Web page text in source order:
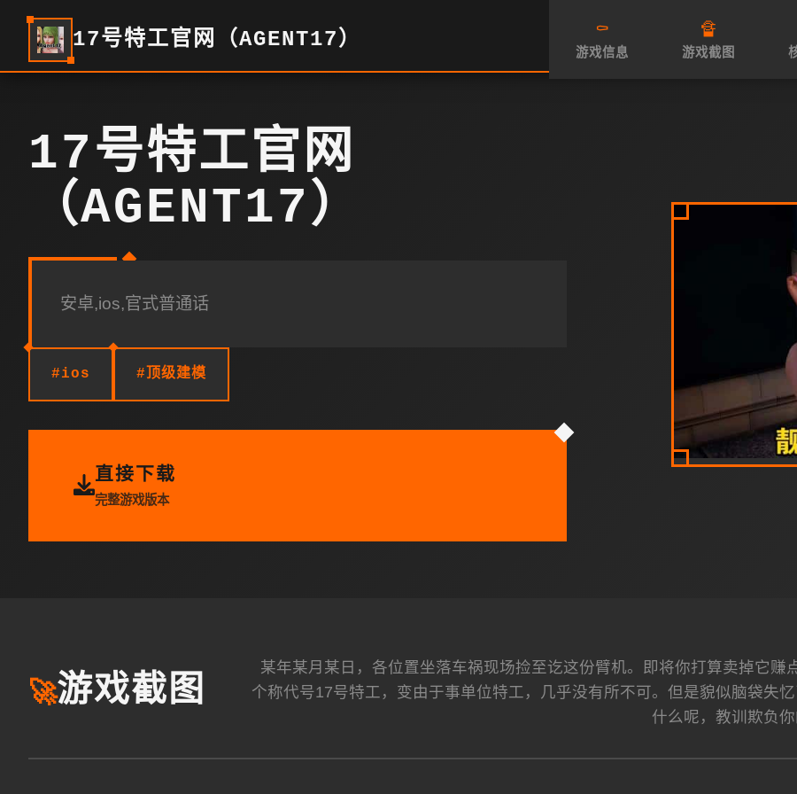
17号特工官网（AGENT17） ⚰️
游戏信息
🔏
游戏截图
17号特工官网
（AGENT17）
安卓,ios,官式普通话
#ios #顶级建模
直接下载
完整游戏版本
🚀游戏截图
某年某月某日，各位置坐落车祸现场捡至讫这份臂机。即将你打算卖掉它
个称代号17号特工，变由于事单位特工，几乎没有所不可。但是貌似脑袋失
什么呢，教训欺负